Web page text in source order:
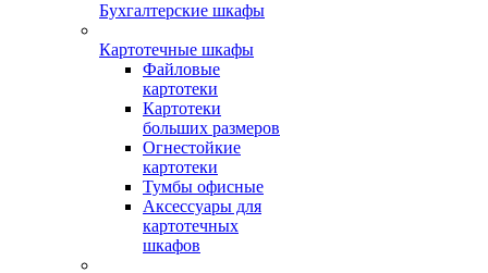
Бухгалтерские шкафы
Картотечные шкафы
Файловые
картотеки
Картотеки
больших размеров
Огнестойкие
картотеки
Тумбы офисные
Аксессуары для
картотечных
шкафов